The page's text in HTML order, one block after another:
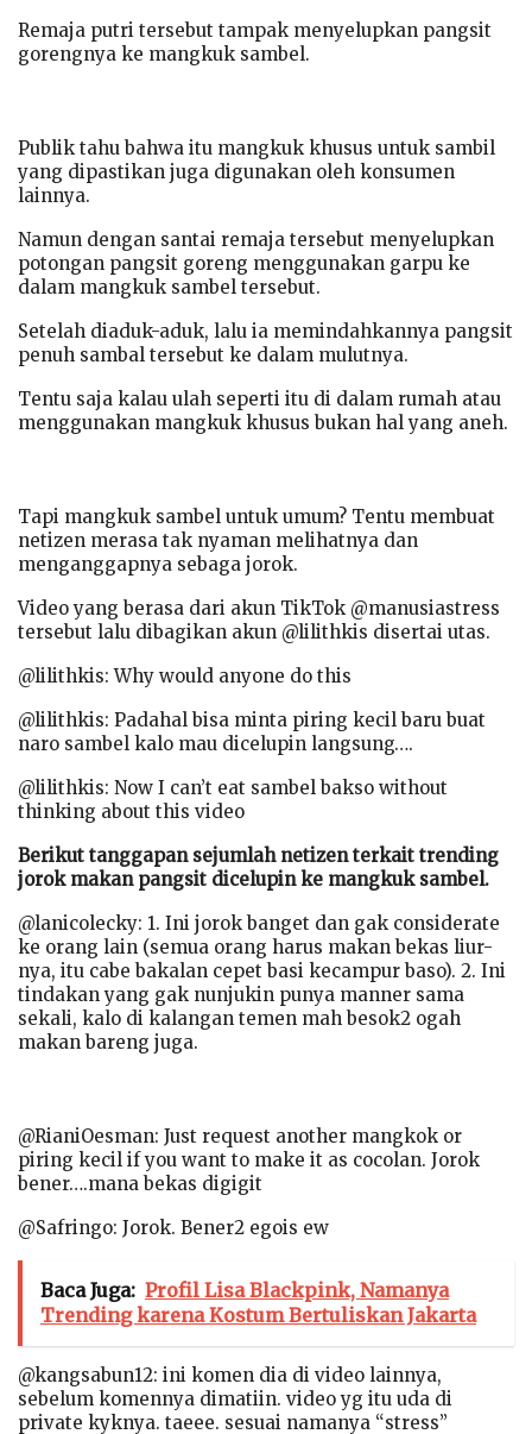
Remaja putri tersebut tampak menyelupkan pangsit
gorengnya ke mangkuk sambel.
Publik tahu bahwa itu mangkuk khusus untuk sambil
yang dipastikan juga digunakan oleh konsumen
lainnya.
Namun dengan santai remaja tersebut menyelupkan
potongan pangsit goreng menggunakan garpu ke
dalam mangkuk sambel tersebut.
Setelah diaduk-aduk, lalu ia memindahkannya pangsit
penuh sambal tersebut ke dalam mulutnya.
Tentu saja kalau ulah seperti itu di dalam rumah atau
menggunakan mangkuk khusus bukan hal yang aneh.
Tapi mangkuk sambel untuk umum? Tentu membuat
netizen merasa tak nyaman melihatnya dan
menganggapnya sebaga jorok.
Video yang berasa dari akun TikTok @manusiastress
tersebut lalu dibagikan akun @lilithkis disertai utas.
@lilithkis: Why would anyone do this
@lilithkis: Padahal bisa minta piring kecil baru buat
naro sambel kalo mau dicelupin langsung….
@lilithkis: Now I can’t eat sambel bakso without
thinking about this video
Berikut tanggapan sejumlah netizen terkait trending
jorok makan pangsit dicelupin ke mangkuk sambel.
@lanicolecky: 1. Ini jorok banget dan gak considerate
ke orang lain (semua orang harus makan bekas liur-
nya, itu cabe bakalan cepet basi kecampur baso). 2. Ini
tindakan yang gak nunjukin punya manner sama
sekali, kalo di kalangan temen mah besok2 ogah
makan bareng juga.
@RianiOesman: Just request another mangkok or
piring kecil if you want to make it as cocolan. Jorok
bener….mana bekas digigit
@Safringo: Jorok. Bener2 egois ew
Baca Juga: Profil Lisa Blackpink, Namanya
Trending karena Kostum Bertuliskan Jakarta
@kangsabun12: ini komen dia di video lainnya,
sebelum komennya dimatiin. video yg itu uda di
private kyknya. taeee. sesuai namanya “stress”